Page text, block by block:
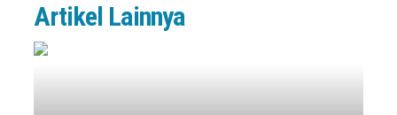
Artikel Lainnya